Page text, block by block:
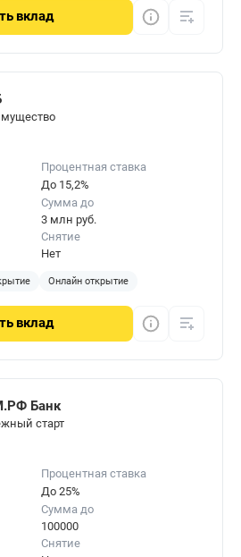
вклад
Процентная ставка
До 15,2%
Сумма до
3 млн руб.
Снятие
Нет
Онлайн открытие
вклад
Банк
старт
Процентная ставка
До 25%
Сумма до
100000
Снятие